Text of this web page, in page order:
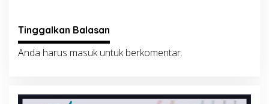
Tinggalkan Balasan
Anda harus masukuntuk berkomentar.